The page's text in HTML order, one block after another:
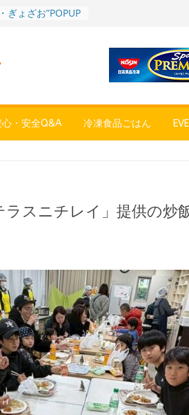
ぎょざお”POPUP
」5周年～夏に限
「CHEESE
復刻発売中
ねうどん」
のニップン、9月
プン、彩りごは
アピール
心・安全Q&A 冷凍食品ごはん
スニチレイ」提供の炒